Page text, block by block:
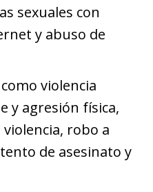
sexuales con
y abuso de
violencia
y agresión física,
robo a
de asesinato y